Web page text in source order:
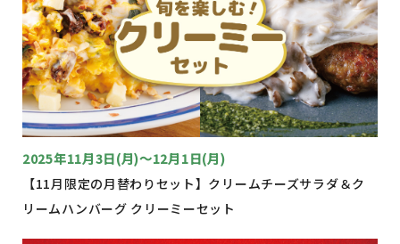
2025年11月3日(月)～12月1日(月)
【11月限定の月替わりセット】クリームチーズサラダ＆ク
リームハンバーグ クリーミーセット